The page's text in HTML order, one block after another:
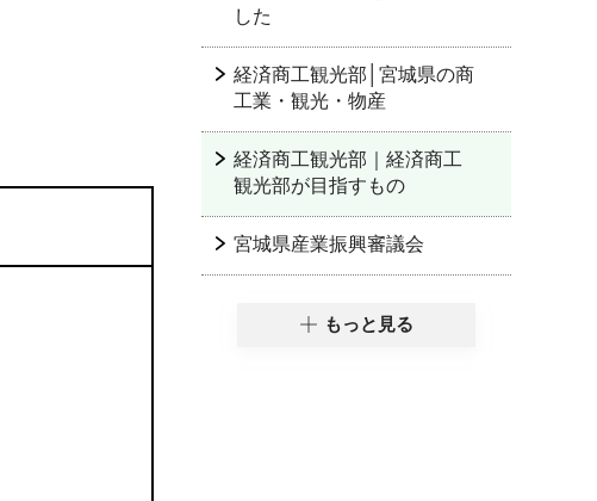
した
経済商工観光部│宮城県の商
工業・観光・物産
経済商工観光部｜経済商工
観光部が目指すもの
宮城県産業振興審議会
もっと見る